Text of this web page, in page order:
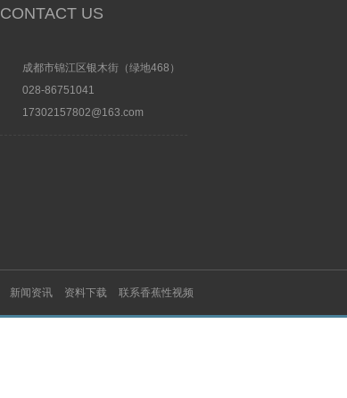
CONTACT US
成都市锦江区银木街（绿地468）
028-86751041
17302157802@163.com
新闻资讯 资料下载 联系香蕉性视频